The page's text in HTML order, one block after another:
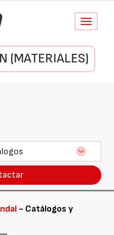
Conmutar
(MATERIALES)
- Catálogos y